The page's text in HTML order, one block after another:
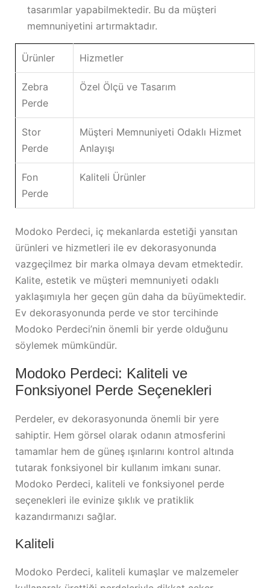
tasarımlar yapabilmektedir. Bu da müşteri
memnuniyetini artırmaktadır.
Ürünler Hizmetler
Zebra
Perde
Özel Ölçü ve Tasarım
Stor
Perde
Müşteri Memnuniyeti Odaklı Hizmet
Anlayışı
Fon
Perde
Kaliteli Ürünler
Modoko Perdeci, iç mekanlarda estetiği yansıtan
ürünleri ve hizmetleri ile ev dekorasyonunda
vazgeçilmez bir marka olmaya devam etmektedir.
Kalite, estetik ve müşteri memnuniyeti odaklı
yaklaşımıyla her geçen gün daha da büyümektedir.
Ev dekorasyonunda perde ve stor tercihinde
Modoko Perdeci’nin önemli bir yerde olduğunu
söylemek mümkündür.
Modoko Perdeci: Kaliteli ve
Fonksiyonel Perde Seçenekleri
Perdeler, ev dekorasyonunda önemli bir yere
sahiptir. Hem görsel olarak odanın atmosferini
tamamlar hem de güneş ışınlarını kontrol altında
tutarak fonksiyonel bir kullanım imkanı sunar.
Modoko Perdeci, kaliteli ve fonksiyonel perde
seçenekleri ile evinize şıklık ve pratiklik
kazandırmanızı sağlar.
Kaliteli
Modoko Perdeci, kaliteli kumaşlar ve malzemeler